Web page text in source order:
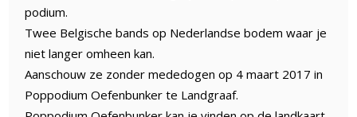
podium.
Twee Belgische bands op Nederlandse bodem waar je
niet langer omheen kan.
Aanschouw ze zonder mededogen op 4 maart 2017 in
Poppodium Oefenbunker te Landgraaf.